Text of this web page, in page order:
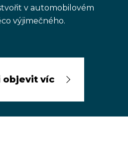
v automobilovém
výjimečného.
objevit víc